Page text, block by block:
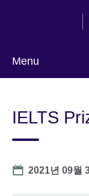
content
Menu
IELTS
Date
2021년 09월